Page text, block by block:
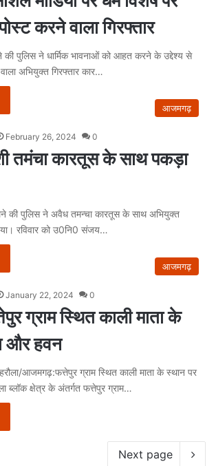
करने वाला गिरफ्तार
पुलिस ने धार्मिक भावनाओं को आहत करने के उद्देश्य से
अभियुक्त गिरफ्तार कार…
आजमगढ़
February 26, 2024 0
तमंचा कारतूस के साथ पकड़ा
की पुलिस ने अवैध तमन्चा कारतूस के साथ अभियुक्त
रविवार को उ0नि0 संजय…
आजमगढ़
January 22, 2024 0
ग्राम स्थित काली माता के
और हवन
आजमगढ़:फत्तेपुर ग्राम स्थित काली माता के स्थान पर
ब्लॉक क्षेत्र के अंतर्गत फत्तेपुर ग्राम…
Next page